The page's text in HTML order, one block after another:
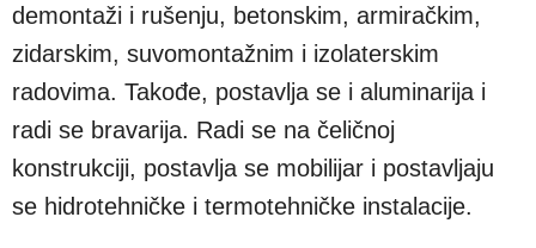
demontaži i rušenju, betonskim, armiračkim,
zidarskim, suvomontažnim i izolaterskim
radovima. Takođe, postavlja se i aluminarija i
radi se bravarija. Radi se na čeličnoj
konstrukciji, postavlja se mobilijar i postavljaju
se hidrotehničke i termotehničke instalacije.